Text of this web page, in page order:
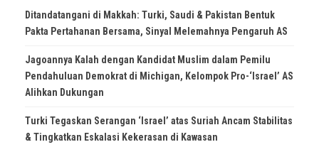
Ditandatangani di Makkah: Turki, Saudi & Pakistan Bentuk
Pakta Pertahanan Bersama, Sinyal Melemahnya Pengaruh AS
Jagoannya Kalah dengan Kandidat Muslim dalam Pemilu
Pendahuluan Demokrat di Michigan, Kelompok Pro-‘Israel’ AS
Alihkan Dukungan
Turki Tegaskan Serangan ‘Israel’ atas Suriah Ancam Stabilitas
& Tingkatkan Eskalasi Kekerasan di Kawasan